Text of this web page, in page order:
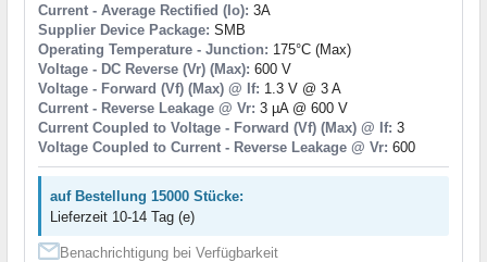
Current - Average Rectified (Io): 3A
Supplier Device Package: SMB
Operating Temperature - Junction: 175°C (Max)
Voltage - DC Reverse (Vr) (Max): 600 V
Voltage - Forward (Vf) (Max) @ If: 1.3 V @ 3 A
Current - Reverse Leakage @ Vr: 3 µA @ 600 V
Current Coupled to Voltage - Forward (Vf) (Max) @ If: 3
Voltage Coupled to Current - Reverse Leakage @ Vr: 600
auf Bestellung 15000 Stücke:
Lieferzeit 10-14 Tag (e)
Benachrichtigung bei Verfügbarkeit